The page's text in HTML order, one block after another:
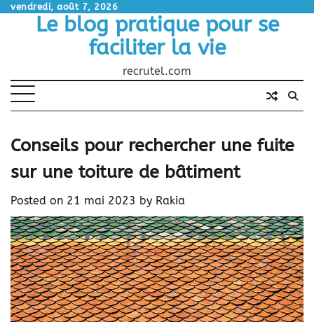
Skipvendredi, août 7, 2026
Le blog pratique pour se
faciliter la vie
recrutel.com
Conseils pour rechercher une fuite
sur une toiture de bâtiment
Posted on 21 mai 2023 by Rakia